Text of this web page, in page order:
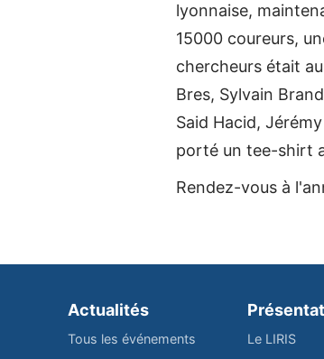
lyonnaise,
15000 coureurs,
chercheurs était
Bres, Sylvain
Said Hacid,
porté un tee-shirt
Rendez-vous à
Actualités
Tous les événements
Le LIRIS